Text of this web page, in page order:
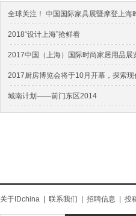
全球关注！ 中国国际家具展暨摩登上海
2018“设计上海”抢鲜看
2017中国（上海）国际时尚家居用品展
2017厨房博览会将于10月开幕，探索
城南计划——前门东区2014
关于IDchina 联系我们 招聘信息 投